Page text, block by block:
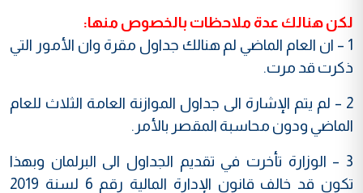
لكن هنالك عدة ملاحظات بالخصوص منها:
1 – ان العام الماضي لم هنالك جداول مقرة وان الأمور التي
ذكرت قد مرت.
2 – لم يتم الإشارة الى جداول الموازنة العامة الثلاث للعام
الماضي ودون محاسبة المقصر بالأمر.
3 – الوزارة تأخرت في تقديم الجداول الى البرلمان وبهذا
تكون قد خالف قانون الإدارة المالية رقم 6 لسنة 2019